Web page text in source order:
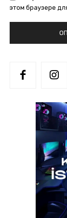
этом браузере